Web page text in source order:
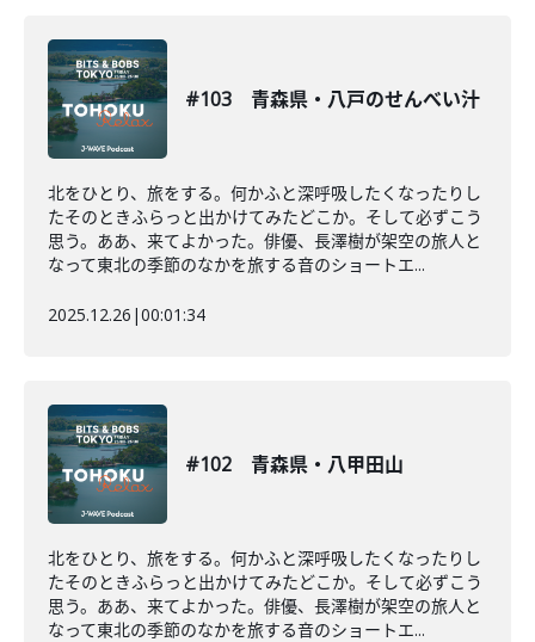
#103 青森県・八戸のせんべい汁
北をひとり、旅をする。何かふと深呼吸したくなったりし
たそのときふらっと出かけてみたどこか。そして必ずこう
思う。ああ、来てよかった。俳優、長澤樹が架空の旅人と
なって東北の季節のなかを旅する音のショートエ...
2025.12.26 |00:01:34
#102 青森県・八甲田山
北をひとり、旅をする。何かふと深呼吸したくなったりし
たそのときふらっと出かけてみたどこか。そして必ずこう
思う。ああ、来てよかった。俳優、長澤樹が架空の旅人と
なって東北の季節のなかを旅する音のショートエ...